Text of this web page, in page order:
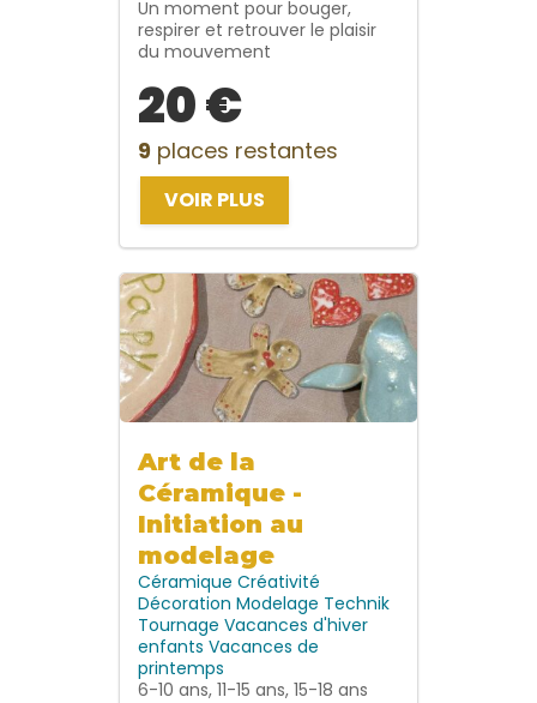
Un moment pour bouger,
respirer et retrouver le plaisir
du mouvement
20 €
9 places restantes
VOIR PLUS
Art de la
Céramique -
Initiation au
modelage
Céramique Créativité
Décoration Modelage Technik
Tournage Vacances d'hiver
enfants Vacances de
printemps
6-10 ans, 11-15 ans, 15-18 ans